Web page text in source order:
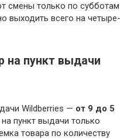
смены только по субботам
выходить всего на четыре-
на пункт выдачи
Wildberries — от 9 до 5
пункт выдачи только
товара по количеству